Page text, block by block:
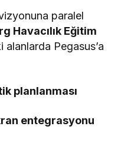
paralel
Havacılık Eğitim
alanlarda Pegasus’a
planlanması
entegrasyonu